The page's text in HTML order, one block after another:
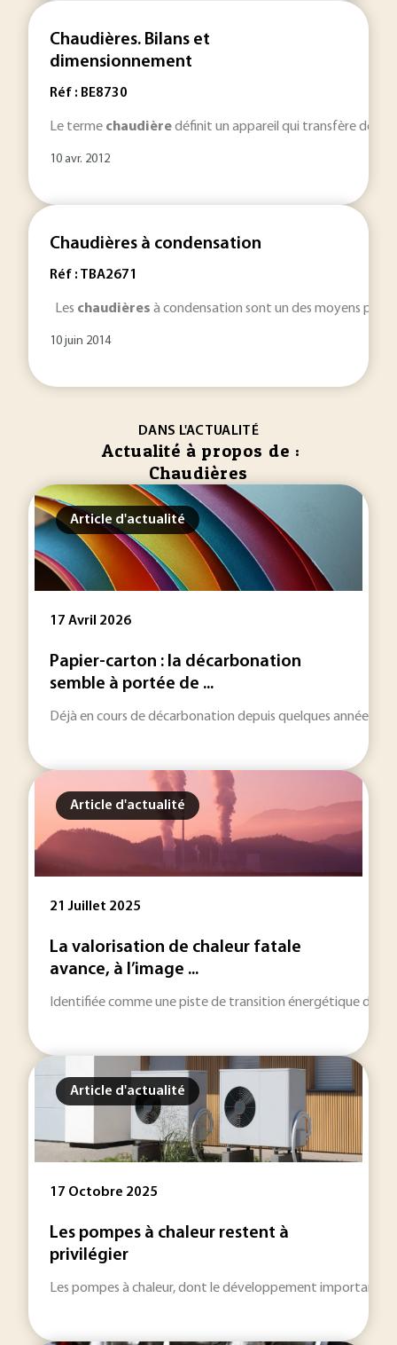
Chaudières. Bilans et
dimensionnement
Réf : BE8730
Le terme chaudièredéfinit un appareil qui transfère de
10 avr. 2012
Chaudières à condensation
Réf : TBA2671
Les chaudières à condensation sont un des moyens
10 juin 2014
DANS L'ACTUALITÉ
Actualité à propos de :
Chaudières
Article d'actualité
17 Avril 2026
Papier-carton : la décarbonation
semble à portée de ...
Déjà en cours de décarbonation depuis quelques années,
Article d'actualité
21 Juillet 2025
La valorisation de chaleur fatale
avance, à l’image ...
Identifiée comme une piste de transition énergétique
Article d'actualité
17 Octobre 2025
Les pompes à chaleur restent à
privilégier
Les pompes à chaleur, dont le développement important